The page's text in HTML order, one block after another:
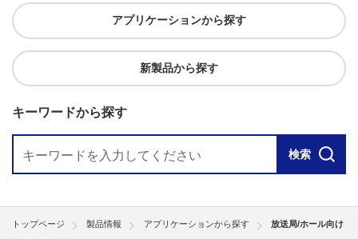
アプリケーションから探す
新製品から探す
キーワードから探す
検索
トップページ 製品情報 アプリケーションから探す 放送局/ホール向け